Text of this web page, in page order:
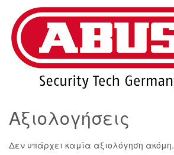
ΚΛΕΙΔ.ΔΙΣΚΟΦΡΕΝΟΥ
ΜΕ
ΣΥΝ.ABUS
8077
DETECTO
ποσότητα
Αξιολογήσεις
Δεν υπάρχει καμία αξιολόγηση ακόμη.